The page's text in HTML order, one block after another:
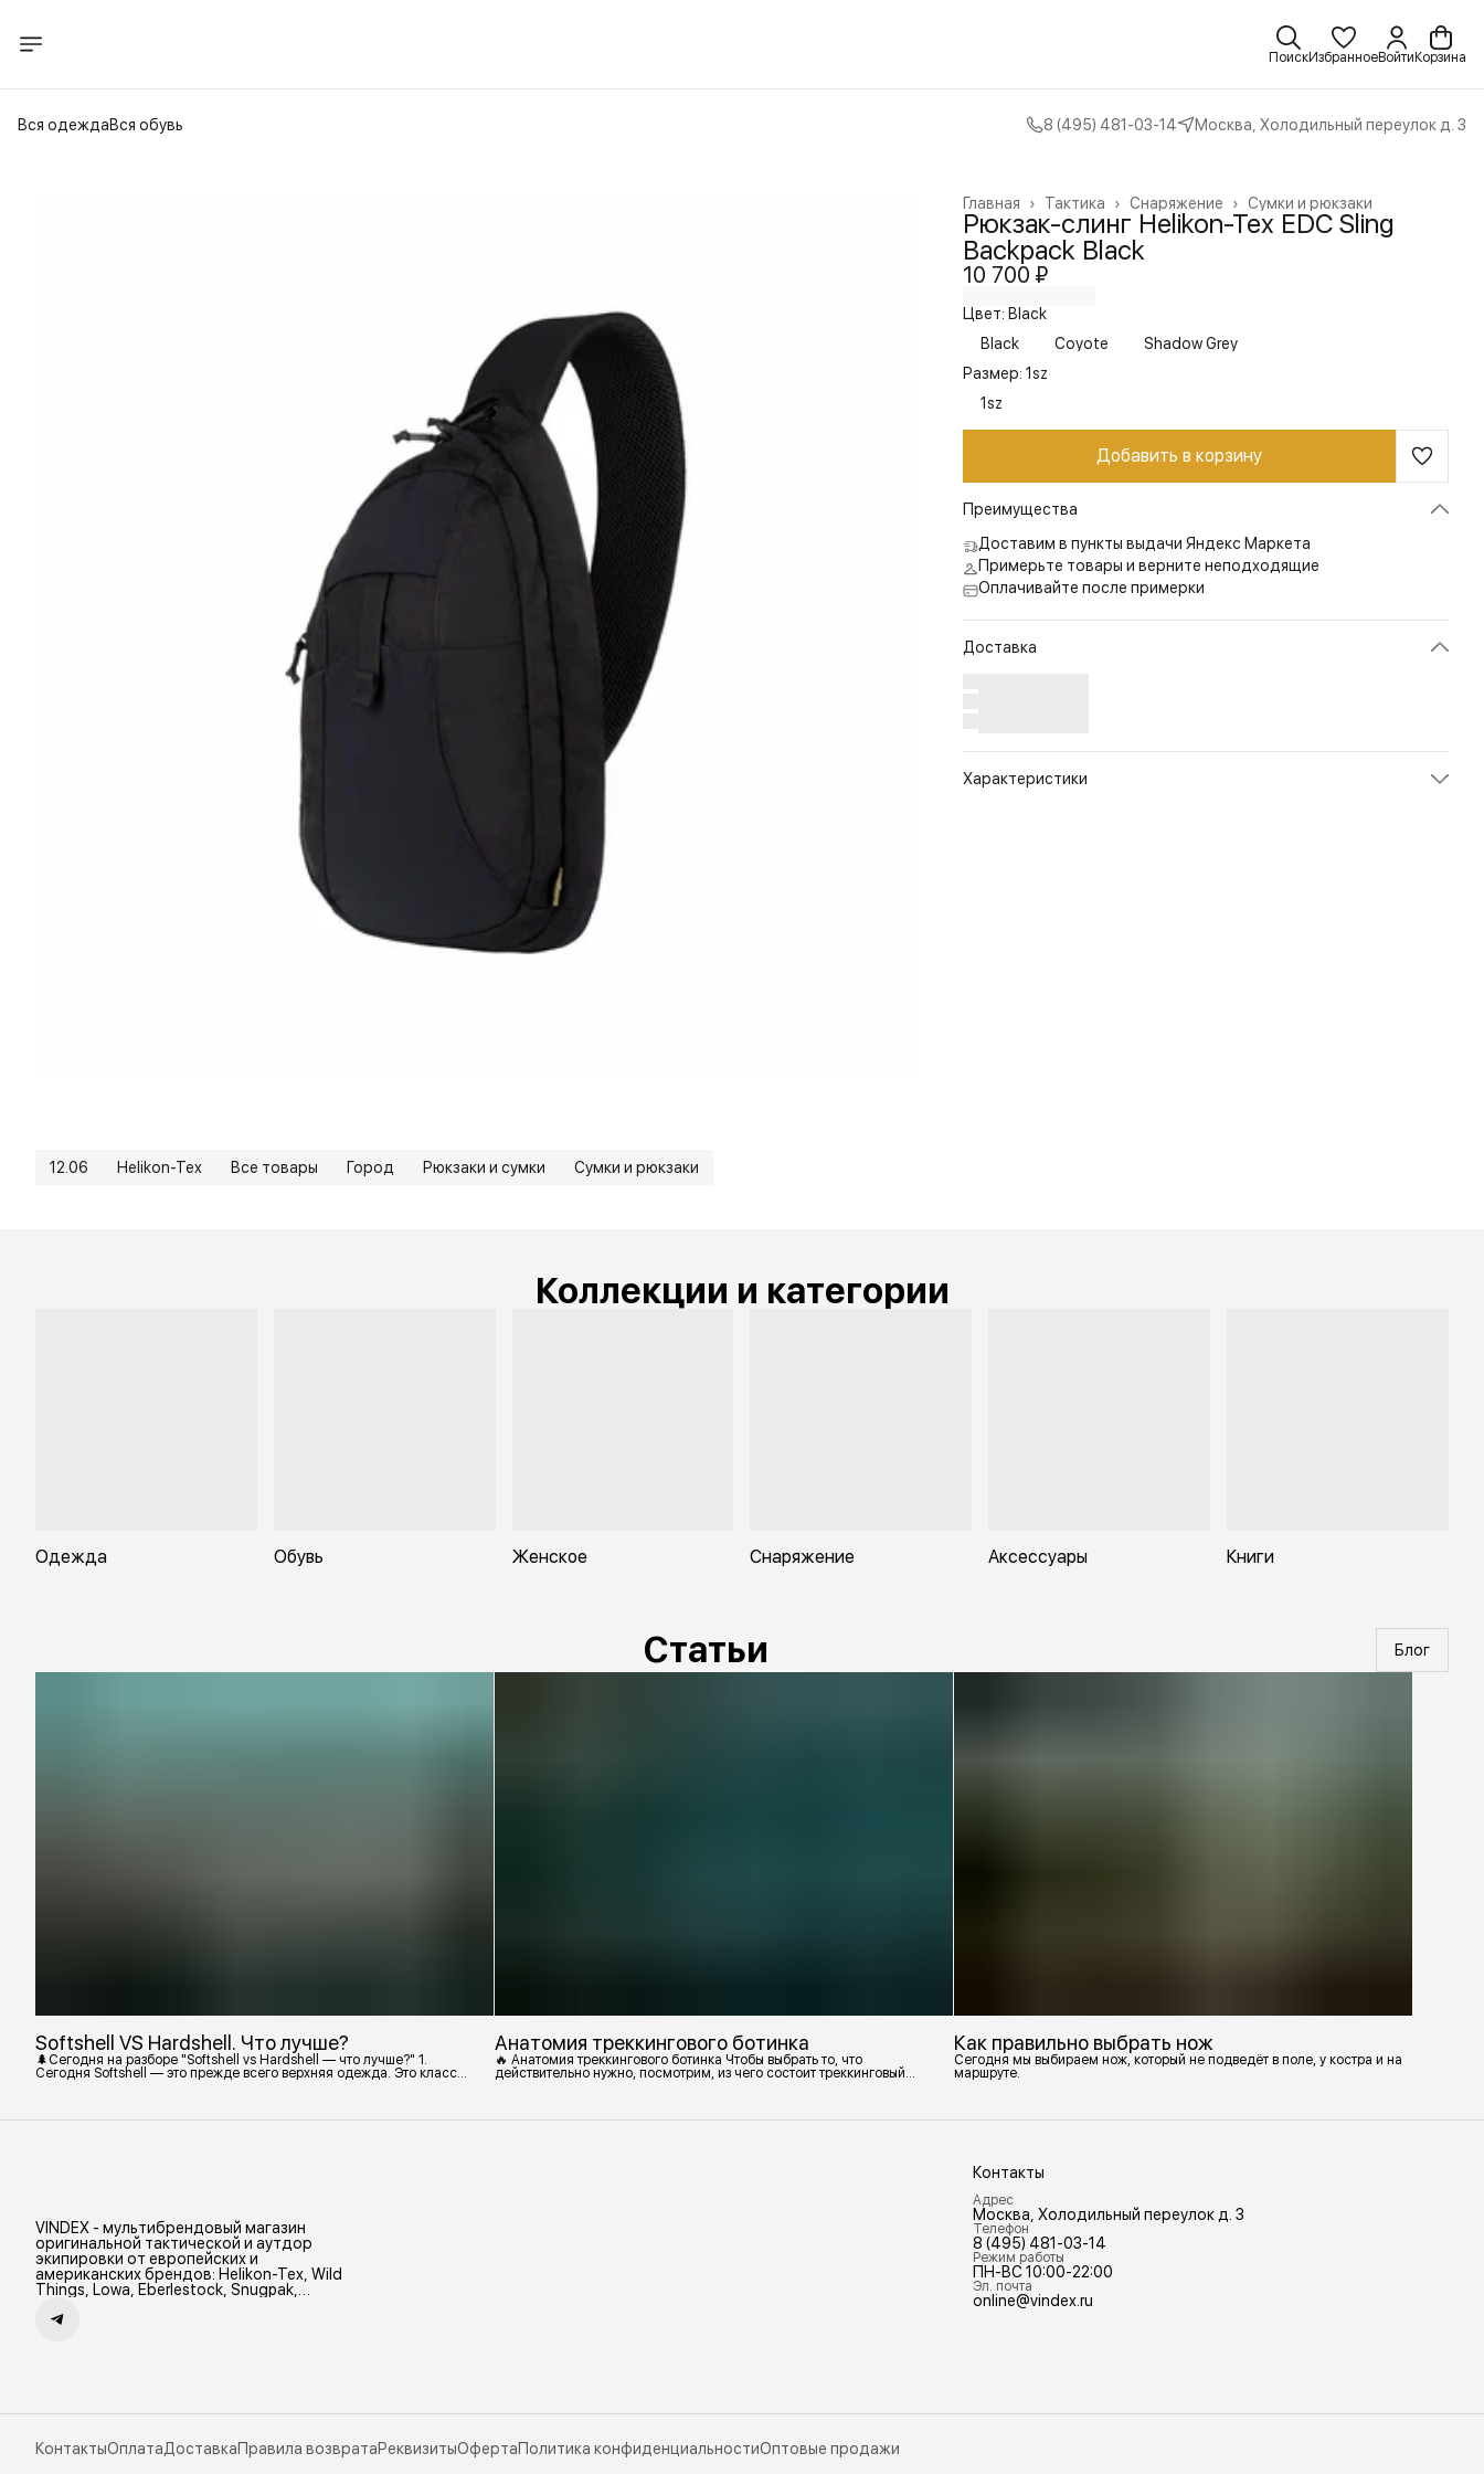
ПоискИзбранноеВойти Корзина
Вся одеждаВся обувь 8 (495) 481-03-14 Москва, Холодильный переулок д. 3
Сумки и рюкзаки
Снаряжение ›
Тактика ›
Главная ›
Рюкзак-слинг Helikon-Tex EDC Sling
Backpack Black
10 700 ₽
Цвет: Black
Black
Coyote
Shadow Grey
Размер: 1sz
1sz
Добавить в корзину
Преимущества
Доставим в пункты выдачи Яндекс Маркета
Примерьте товары и верните неподходящие
Оплачивайте после примерки
Доставка
Характеристики
12.06 Helikon-Tex Все товары Город Рюкзаки и сумки Сумки и рюкзаки
Коллекции и категории
Одежда Обувь Женское Снаряжение Аксессуары Книги
Статьи Блог
Softshell VS Hardshell. Что лучше?
🌲Сегодня на разборе "Softshell vs Hardshell — что лучше?" 1.
Сегодня Softshell — это прежде всего верхняя одежда. Это класс
Анатомия треккингового ботинка
🔥 Анатомия треккингового ботинка Чтобы выбрать то, что
действительно нужно, посмотрим, из чего состоит треккинговый
Как правильно выбрать нож
Сегодня мы выбираем нож, который не подведёт в поле, у костра и на
маршруте.
VINDEX - мультибрендовый магазин
оригинальной тактической и аутдор
экипировки от европейских и
американских брендов: Helikon-Tex, Wild
Things, Lowa, Eberlestock, Snugpak,
Контакты
Адрес
Москва, Холодильный переулок д. 3
Телефон
8 (495) 481-03-14
Режим работы
ПН-ВС 10:00-22:00
Эл. почта
online@vindex.ru
КонтактыОплатаДоставкаПравила возвратаРеквизитыОфертаПолитика конфиденциальностиОптовые продажи